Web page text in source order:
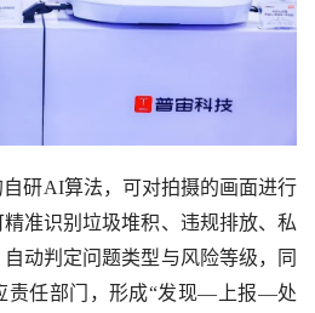
研AI算法，可对拍摄的画面进行
准识别垃圾堆积、违规排放、私
动判定问题类型与风险等级，同
责任部门，形成“发现—上报—处